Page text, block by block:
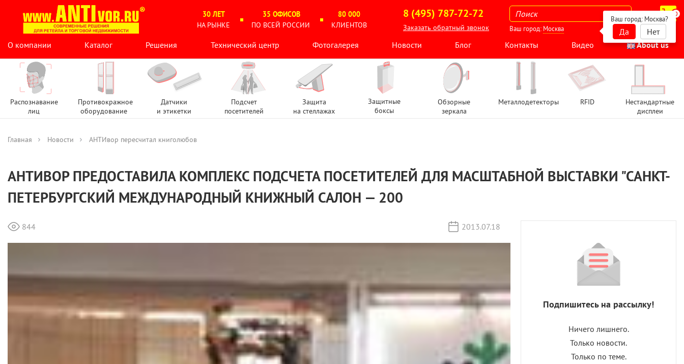
30 ЛЕТ
НА РЫНКЕ
35 ОФИСОВ
ПО ВСЕЙ РОССИИ
80 000
КЛИЕНТОВ
8 (495) 787-72-72
Заказать обратный звонок
0
Ваш город: Москва
Ваш город: Москва?
Да
Нет
О компании
Каталог Решения Технический центр Фотогалерея Новости Блог Контакты Видео About us
Распознавание
лиц
Противокражное
оборудование
Датчики
и этикетки
Подсчет
посетителей
Защита
на стеллажах
Защитные
боксы
Обзорные
зеркала
Металлодетекторы RFID
Нестандартные
дисплеи
Главная Новости АНТИвор пересчитал книголюбов
АНТИВОР ПРЕДОСТАВИЛА КОМПЛЕКС ПОДСЧЕТА ПОСЕТИТЕЛЕЙ ДЛЯ МАСШТАБНОЙ ВЫСТАВКИ "САНКТ-
ПЕТЕРБУРГСКИЙ МЕЖДУНАРОДНЫЙ КНИЖНЫЙ САЛОН — 200
844 2013.07.18
Подпишитесь на рассылку!
Ничего лишнего.
Только новости.
Только по теме.